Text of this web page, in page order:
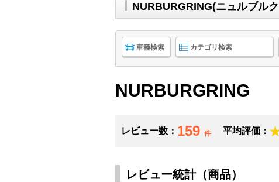
NURBURGRING(ニュルブル
車種検索 カテゴリ検索
NURBURGRING
レビュー数： 159 件 平均評価：
レビュー統計（商品）